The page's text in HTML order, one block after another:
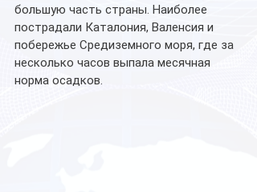
большую часть страны. Наиболее
пострадали Каталония, Валенсия и
побережье Средиземного моря, где за
несколько часов выпала месячная
норма осадков.